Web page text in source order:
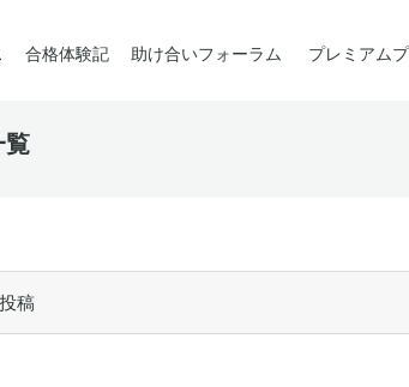
合格体験記 助け合いフォーラム プレミアム
稿